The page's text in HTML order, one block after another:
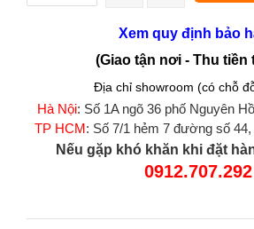
Xem quy định bảo
(Giao tận nơi - Thu tiền
Địa chỉ showroom (có chỗ
Hà Nội: Số 1A ngõ 36 phố Nguyên
TP HCM : Số 7/1 hẻm 7 đường số 44,
Nếu gặp khó khăn khi đặt
0912.707.292